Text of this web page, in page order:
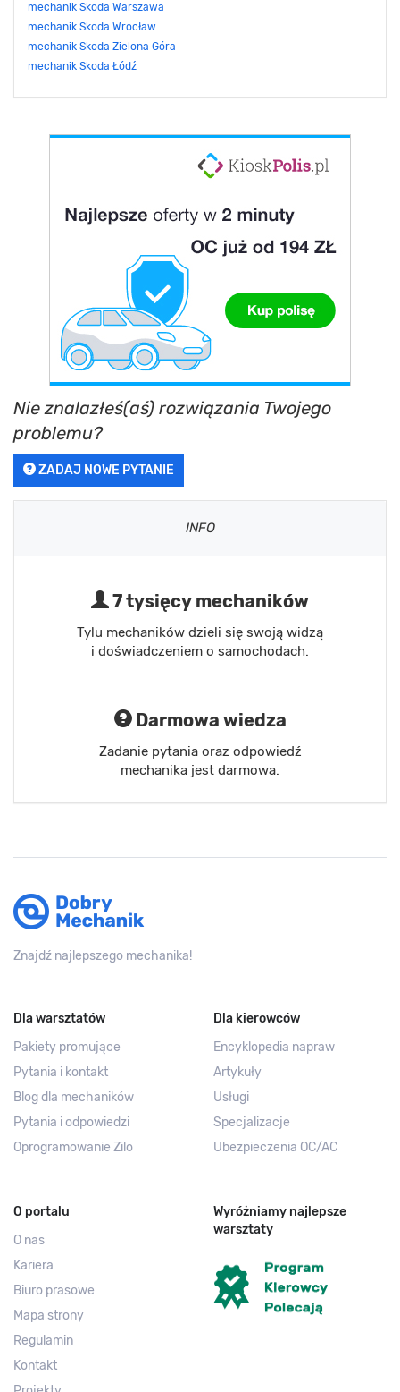
mechanik Skoda Warszawa
mechanik Skoda Wrocław
mechanik Skoda Zielona Góra
mechanik Skoda Łódź
Nie znalazłeś(aś) rozwiązania Twojego
problemu?
ZADAJ NOWE PYTANIE
INFO
7 tysięcy mechaników
Tylu mechaników dzieli się swoją widzą
i doświadczeniem o samochodach.
Darmowa wiedza
Zadanie pytania oraz odpowiedź
mechanika jest darmowa.
Znajdź najlepszego mechanika!
Dla warsztatów
Pakiety promujące
Pytania i kontakt
Blog dla mechaników
Pytania i odpowiedzi
Oprogramowanie Zilo
Dla kierowców
Encyklopedia napraw
Artykuły
Usługi
Specjalizacje
Ubezpieczenia OC/AC
O portalu
O nas
Kariera
Biuro prasowe
Mapa strony
Regulamin
Kontakt
Wyróżniamy najlepsze
warsztaty